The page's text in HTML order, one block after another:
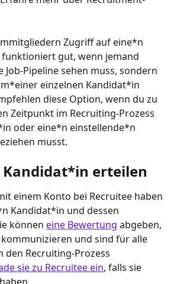
Zugriff auf eine*n
gut, wenn jemand
Job-Pipeline sehen muss, sondern
einzelnen Kandidat*in
diese Option, wenn du zu
Zeitpunkt im Recruiting-Prozess
oder eine*n einstellende*n
musst.
erteilen
einem Konto bei Recruitee haben
Kandidat*in und dessen
können eine Bewertung abgeben,
kommunizieren und sind für alle
den Recruiting-Prozess
sie zu Recruitee ein, falls sie